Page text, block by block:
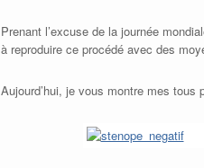
Prenant l’excuse de la journée
à reproduire ce procédé avec des
Aujourd’hui, je vous montre mes